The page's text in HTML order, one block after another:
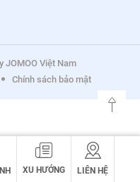
XU HƯỚNG LIÊN HỆ
JOMOO Việt Nam
Chính sách bảo mật